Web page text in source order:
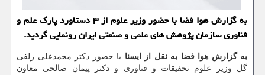
به گزارش هوا فضا با حضور وزیر علوم از ۳ دستاورد پارک علم و
فناوری سازمان پژوهش های علمی و صنعتی ایران رونمایی گردید.
به گزارش هوا فضا به نقل از ایسنا با حضور دکتر محمدعلی زلفی
گل وزیر علوم تحقیقات و فناوری و دکتر پیمان صالحی معاون